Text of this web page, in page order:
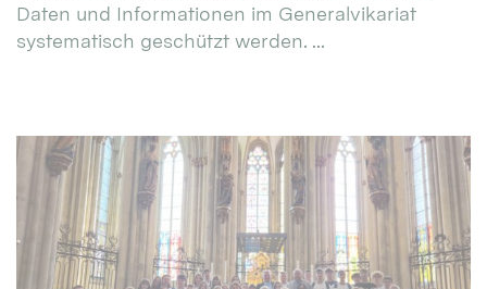
Daten und Informationen im Generalvikariat
systematisch geschützt werden. ...